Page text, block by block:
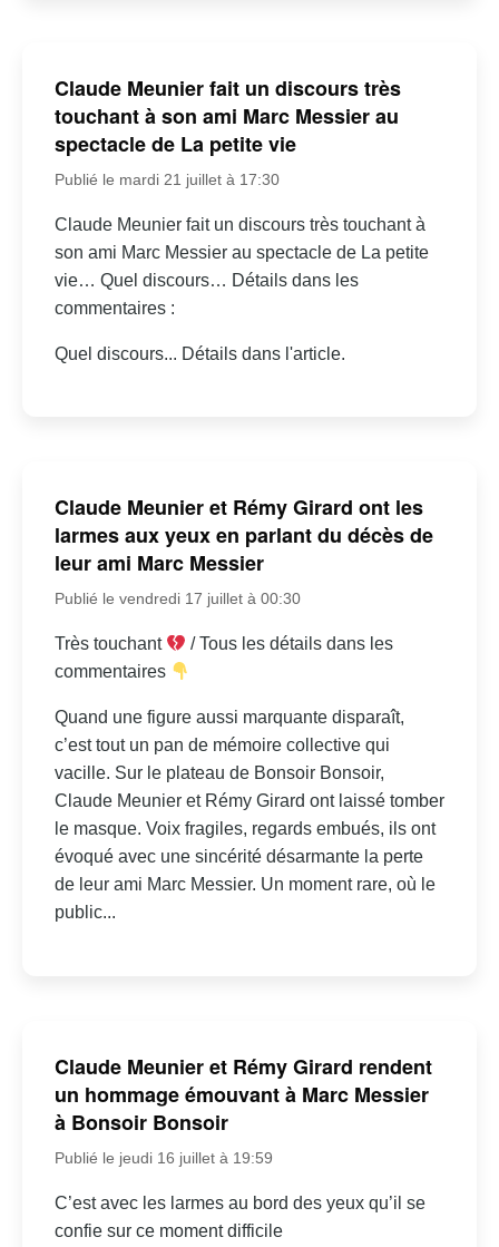
Claude Meunier fait un discours très
touchant à son ami Marc Messier au
spectacle de La petite vie
Publié le mardi 21 juillet à 17:30
Claude Meunier fait un discours très touchant à
son ami Marc Messier au spectacle de La petite
vie… Quel discours… Détails dans les
commentaires :
Quel discours... Détails dans l'article.
Claude Meunier et Rémy Girard ont les
larmes aux yeux en parlant du décès de
leur ami Marc Messier
Publié le vendredi 17 juillet à 00:30
Très touchant
/ Tous les détails dans les
commentaires
Quand une figure aussi marquante disparaît,
c’est tout un pan de mémoire collective qui
vacille. Sur le plateau de Bonsoir Bonsoir,
Claude Meunier et Rémy Girard ont laissé tomber
le masque. Voix fragiles, regards embués, ils ont
évoqué avec une sincérité désarmante la perte
de leur ami Marc Messier. Un moment rare, où le
public...
Claude Meunier et Rémy Girard rendent
un hommage émouvant à Marc Messier
à Bonsoir Bonsoir
Publié le jeudi 16 juillet à 19:59
C’est avec les larmes au bord des yeux qu’il se
confie sur ce moment difficile